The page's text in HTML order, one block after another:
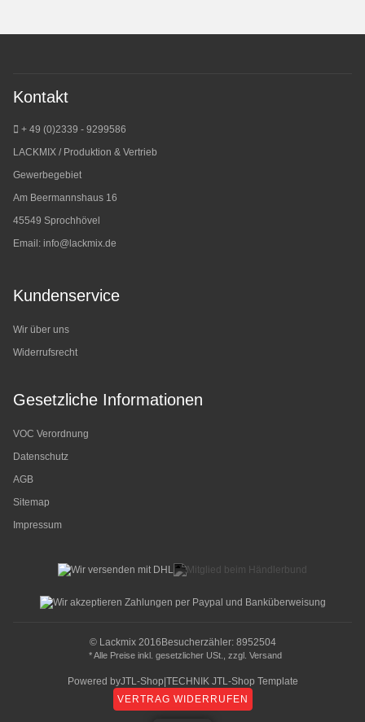
Kontakt
+ 49 (0)2339 - 9299586
LACKMIX / Produktion & Vertrieb
Gewerbegebiet
Am Beermannshaus 16
45549 Sprochhövel
Email: info@lackmix.de
Kundenservice
Wir über uns
Widerrufsrecht
Gesetzliche Informationen
VOC Verordnung
Datenschutz
AGB
Sitemap
Impressum
© Lackmix 2016 Besucherzähler: 8952504
* Alle Preise inkl. gesetzlicher USt., zzgl. Versand
Powered byJTL-Shop TECHNIK JTL-Shop Template
VERTRAG WIDERRUFEN